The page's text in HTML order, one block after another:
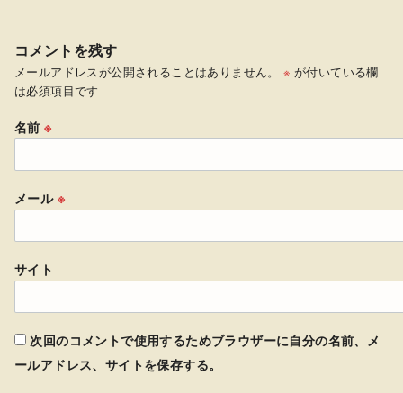
コメントを残す
メールアドレスが公開されることはありません。 ※ が付いている欄
は必須項目です
名前※
メール ※
サイト
次回のコメントで使用するためブラウザーに自分の名前、メ
ールアドレス、サイトを保存する。